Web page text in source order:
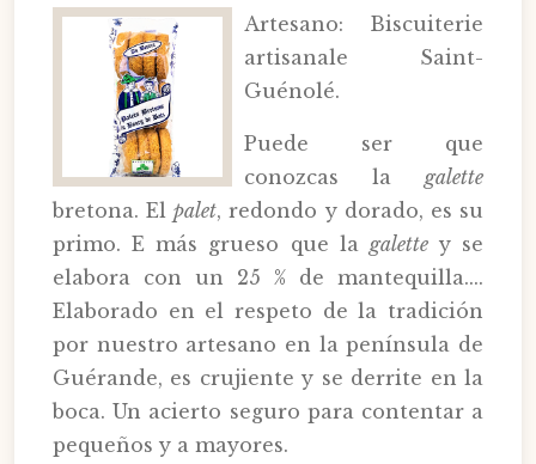
Artesano: Biscuiterie
artisanale Saint-
Guénolé.
Puede ser que
conozcas la galette
bretona. Elpalet, redondo y dorado, es su
primo. E más grueso que la galettey se
elabora con un 25 % de mantequilla....
Elaborado en el respeto de la tradición
por nuestro artesano en la península de
Guérande, es crujiente y se derrite en la
boca. Un acierto seguro para contentar a
pequeños y a mayores.